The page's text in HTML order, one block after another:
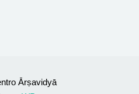
Ārṣavidyā